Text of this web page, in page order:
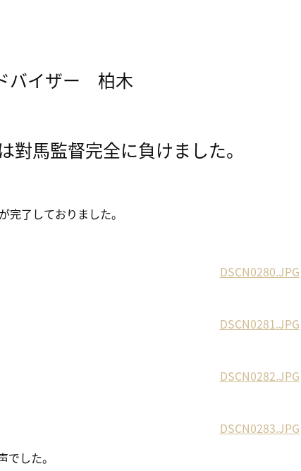
バイザー 柏木
馬監督完全に負けました。
了しておりました。
した。